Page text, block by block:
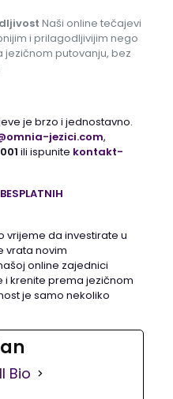
Naši online tečajevi
i prilagodljivijim nego
jezičnom putovanju, bez
je brzo i jednostavno.
jezici.com,
ili ispunite kontakt-
vrijeme da investirate u
vrata novim
online zajednici
i krenite prema jezičnom
je samo nekoliko
Bio